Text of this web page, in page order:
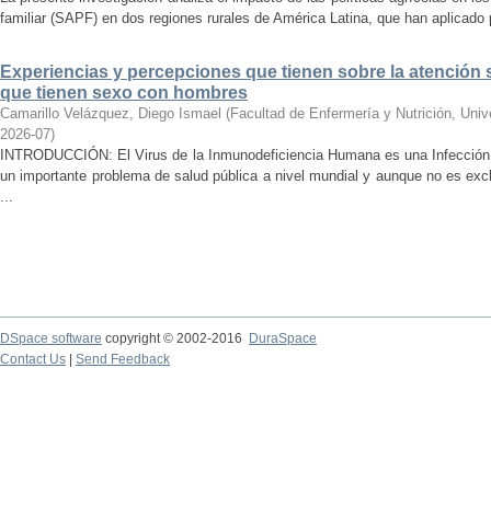
familiar (SAPF) en dos regiones rurales de América Latina, que han
Experiencias y percepciones que tienen sobre la atención
que tienen sexo con hombres
Camarillo Velázquez, Diego Ismael (Facultad de Enfermería y Nutrición,
2026-07)
INTRODUCCIÓN: El Virus de la Inmunodeficiencia Humana es una
un importante problema de salud pública a nivel mundial y aunque no es
...
DSpace software copyright © 2002-2016
DuraSpace
Contact Us
Send Feedback